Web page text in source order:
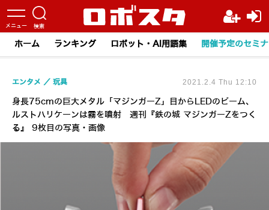
ホーム ランキング ロボット・AI用語集 開催予定のセミ
身長75cmの巨大メタル「マジンガーZ」目からLEDのビーム、
ルストハリケーンは霧を噴射 週刊『鉄の城 マジンガーZをつく
る』 9枚目の写真・画像
エンタメ 玩具 2021.2.4 Thu 12:10